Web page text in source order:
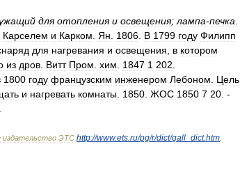
для отопления и освещения; лампа-печка
Карселем и Карком Ян 1806 В 1799 году Филипп
для нагревания и освещения в котором
из дров Витт Пром хим 1847 1 202
1800 году французским инженером Лебоном
Цель
и нагревать комнаты 1850 ЖОС 1850 7 20 . -
издательство ЭТС http://www.ets.ru/pg/r/dict/gall dict.htm